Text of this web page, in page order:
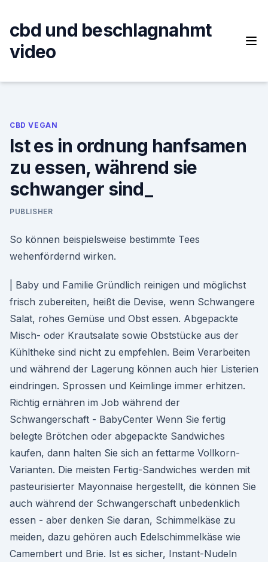
content
cbd und beschlagnahmt
video
CBD VEGAN
Ist es in ordnung hanfsamen
zu essen, während sie
schwanger sind_
PUBLISHER
So können beispielsweise bestimmte Tees
wehenfördernd wirken.
| Baby und Familie Gründlich reinigen und möglichst
frisch zubereiten, heißt die Devise, wenn Schwangere
Salat, rohes Gemüse und Obst essen. Abgepackte
Misch- oder Krautsalate sowie Obststücke aus der
Kühltheke sind nicht zu empfehlen. Beim Verarbeiten
und während der Lagerung können auch hier Listerien
eindringen. Sprossen und Keimlinge immer erhitzen.
Richtig ernähren im Job während der
Schwangerschaft - BabyCenter Wenn Sie fertig
belegte Brötchen oder abgepackte Sandwiches
kaufen, dann halten Sie sich an fettarme Vollkorn-
Varianten. Die meisten Fertig-Sandwiches werden mit
pasteurisierter Mayonnaise hergestellt, die können Sie
auch während der Schwangerschaft unbedenklich
essen - aber denken Sie daran, Schimmelkäse zu
meiden, dazu gehören auch Edelschimmelkäse wie
Camembert und Brie. Ist es sicher, Instant-Nudeln